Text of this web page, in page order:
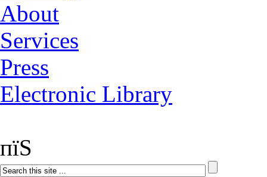
About
Services
Press
Electronic Library
пїЅ